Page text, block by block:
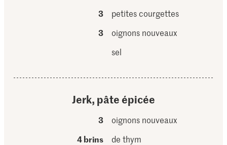
3
petites courgettes
3
oignons nouveaux
sel
Jerk, pâte épicée
3
oignons nouveaux
4 brins
de thym